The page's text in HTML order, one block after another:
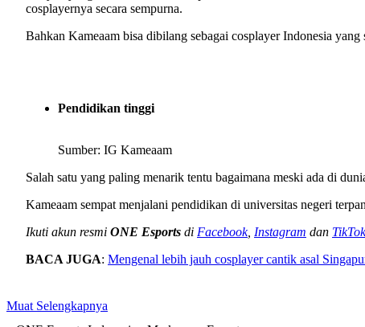
cosplayernya secara sempurna.
Bahkan Kameaam bisa dibilang sebagai cosplayer Indonesia
Pendidikan tinggi
Sumber: IG Kameaam
Salah satu yang paling menarik tentu bagaimana meski ada di
Kameaam sempat menjalani pendidikan di universitas negeri
Ikuti akun resmi ONE Esports di Facebook, Instagram dan TikTok
BACA JUGA: Mengenal lebih jauh cosplayer cantik asal
Muat Selengkapnya